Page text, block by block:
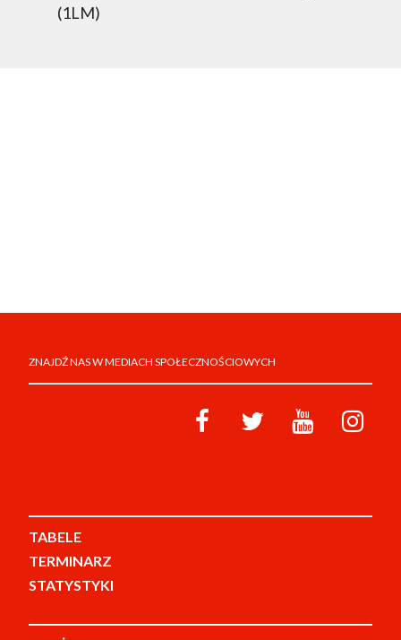
(1LM)
ZNAJDŹ NAS W MEDIACH SPOŁECZNOŚCIOWYCH
TABELE
TERMINARZ
STATYSTYKI